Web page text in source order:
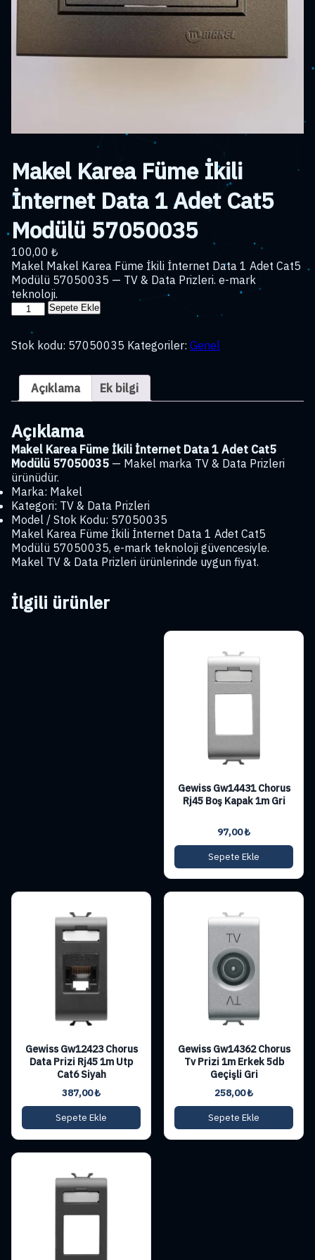
Makel Karea Füme İkili
İnternet Data 1 Adet Cat5
Modülü 57050035
100,00 ₺
Makel Makel Karea Füme İkili İnternet Data 1 Adet Cat5
Modülü 57050035 — TV & Data Prizleri. e-mark
teknoloji.
Makel
Füme
İkili
Data
Adet
Modülü
57050035
adet
Sepete Ekle
Stok kodu: 57050035 Kategoriler: Genel
Açıklama Ek bilgi
Açıklama
Makel Karea Füme İkili İnternet Data 1 Adet Cat5
Modülü 57050035 — Makel marka TV & Data Prizleri
ürünüdür.
Marka: Makel
Kategori: TV & Data Prizleri
Model / Stok Kodu: 57050035
Makel Karea Füme İkili İnternet Data 1 Adet Cat5
Modülü 57050035, e-mark teknoloji güvencesiyle.
Makel TV & Data Prizleri ürünlerinde uygun fiyat.
İlgili ürünler
Gewiss Gw14431 Chorus
Rj45 Boş Kapak 1m Gri
97,00₺
Sepete Ekle
Gewiss Gw12423 Chorus
Data Prizi Rj45 1m Utp
Cat6 Siyah
387,00₺
Sepete Ekle
Gewiss Gw14362 Chorus
Tv Prizi 1m Erkek 5db
Geçişli Gri
258,00₺
Sepete Ekle